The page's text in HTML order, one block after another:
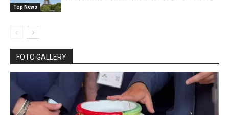
Top News
FOTO GALLERY